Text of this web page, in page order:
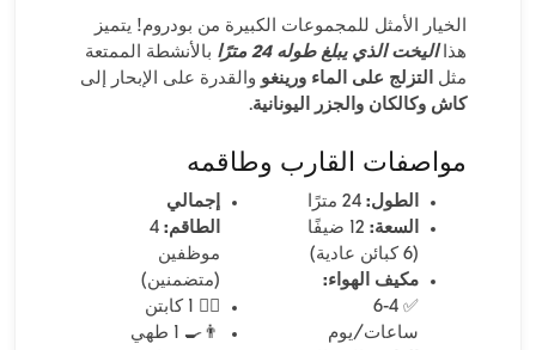
الخيار الأمثل للمجموعات الكبيرة من بودروم! يتميز
هذااليخت الذي يبلغ طوله 24 مترًا
بالأنشطة الممتعة
مثل التزلج على الماء ورينغو والقدرة على الإبحار إلى
كاش وكالكان والجزر اليونانية.
مواصفات القارب وطاقمه
الطول:
السعة:
12 ضيفًا
(6 كبائن عادية)
مكيف الهواء:
✅ 4-6
ساعات/يوم
إجمالي
الطاقم: 4
موظفين
(متضمنين)
👨‍✈️ 1 كابتن
👨‍🍳 1 طهي